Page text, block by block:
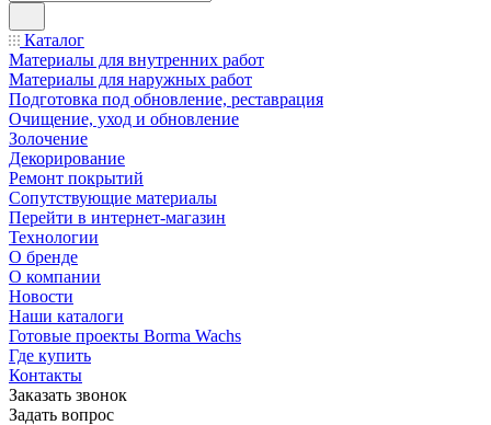
Каталог
Материалы для внутренних работ
Материалы для наружных работ
Подготовка под обновление, реставрация
Очищение, уход и обновление
Золочение
Декорирование
Ремонт покрытий
Сопутствующие материалы
Перейти в интернет-магазин
Технологии
О бренде
О компании
Новости
Наши каталоги
Готовые проекты Borma Wachs
Где купить
Контакты
Заказать звонок
Задать вопрос